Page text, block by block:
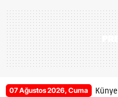
07 Ağustos 2026, Cuma Künye